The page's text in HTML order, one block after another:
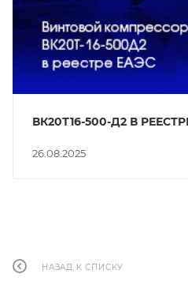
26.08.2025
ВК20Т16-500-Д2 В
НАЗАД К СПИСКУ